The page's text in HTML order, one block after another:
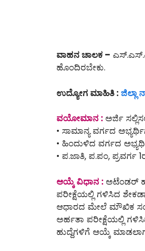
ವಾಹನ ಚಾಲಕ –
ಹೊಂದಿರಬೇಕು.
ಉದ್ಯೋಗ ಮಾಹಿತಿ : ಜಿಲ್ಲಾ
ವಯೋಮಾನ : ಅರ್ಜಿ
• ಸಾಮಾನ್ಯ ವರ್ಗದ
• ಹಿಂದುಳಿದ ವರ್ಗದ
• ಪ.ಜಾತಿ, ಪ.ಪಂ, ಪ್ರವರ್ಗ
ಆಯ್ಕೆ ವಿಧಾನ : ಅಟೆಂಡರ್
ಪರೀಕ್ಷೆಯಲ್ಲಿ ಗಳಿಸಿದ
ಆಧಾರದ ಮೇಲೆ ಮೌಖಿಕ
ಅರ್ಹತಾ ಪರೀಕ್ಷೆಯಲ್ಲಿ
ಹುದ್ದೆಗಳಿಗೆ ಆಯ್ಕೆ